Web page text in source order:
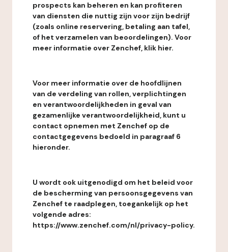
prospects kan beheren en kan profiteren
van diensten die nuttig zijn voor zijn bedrijf
(zoals online reservering, betaling aan tafel,
of het verzamelen van beoordelingen). Voor
meer informatie over Zenchef, klik hier.
Voor meer informatie over de hoofdlijnen
van de verdeling van rollen, verplichtingen
en verantwoordelijkheden in geval van
gezamenlijke verantwoordelijkheid, kunt u
contact opnemen met Zenchef op de
contactgegevens bedoeld in paragraaf 6
hieronder.
U wordt ook uitgenodigd om het beleid voor
de bescherming van persoonsgegevens van
Zenchef te raadplegen, toegankelijk op het
volgende adres:
https://www.zenchef.com/nl/privacy-policy.